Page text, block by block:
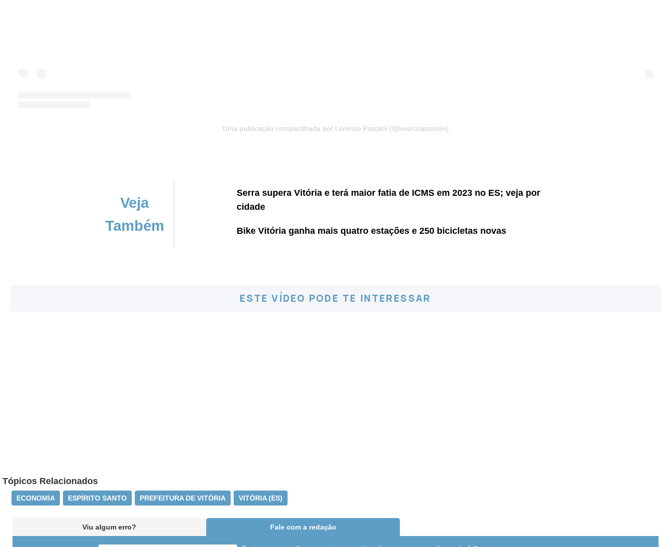
Uma publicação compartilhada por Lorenzo Pazolini (@lorenzopazolini)
Veja
Também
Serra supera Vitória e terá maior fatia de ICMS em 2023 no ES; veja por
cidade
Bike Vitória ganha mais quatro estações e 250 bicicletas novas
ESTE VÍDEO PODE TE INTERESSAR
Tópicos Relacionados
ECONOMIA ESPÍRITO SANTO PREFEITURA DE VITÓRIA VITÓRIA (ES)
Viu algum erro? Fale com a redação